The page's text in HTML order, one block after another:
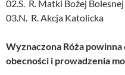
02.S. R. Matki Bożej
03.N. R. Akcja Katolicka
Wyznaczona Róża
obecności i prowadzenia